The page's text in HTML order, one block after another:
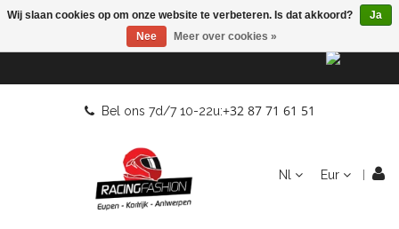
Bel ons 7d/7 10-22u:+32 87 71 61 51
Nl Eur
Wij slaan cookies op om onze website te verbeteren. Is dat akkoord?
Ja
Nee
Meer over cookies »